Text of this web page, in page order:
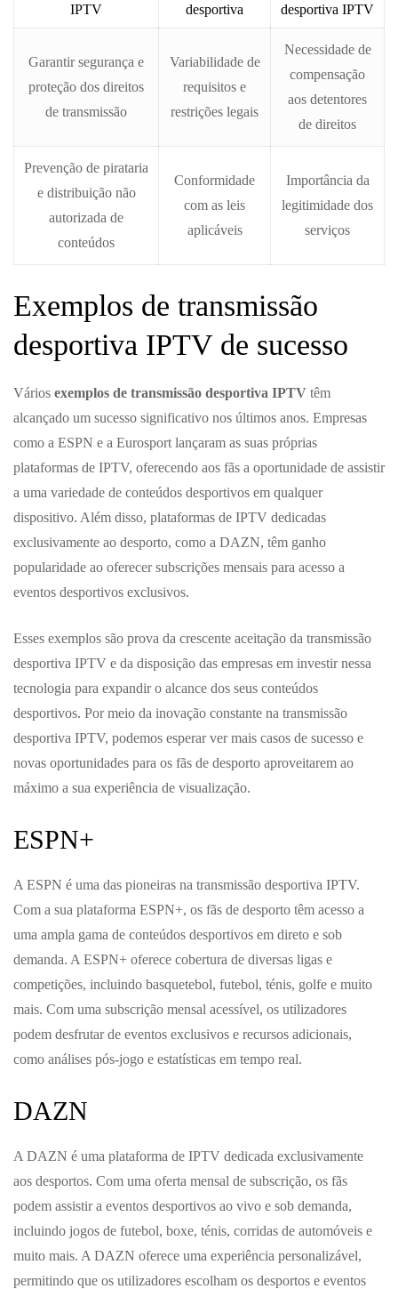
IPTV
desportiva
desportiva IPTV
Garantir segurança e
proteção dos direitos
de transmissão
Variabilidade de
requisitos e
restrições legais
Necessidade de
compensação
aos detentores
de direitos
Prevenção de pirataria
e distribuição não
autorizada de
conteúdos
Conformidade
com as leis
aplicáveis
Importância da
legitimidade dos
serviços
Exemplos de transmissão
desportiva IPTV de sucesso
Vários exemplos de transmissão desportiva IPTV têm
alcançado um sucesso significativo nos últimos anos. Empresas
como a ESPN e a Eurosport lançaram as suas próprias
plataformas de IPTV, oferecendo aos fãs a oportunidade de assistir
a uma variedade de conteúdos desportivos em qualquer
dispositivo. Além disso, plataformas de IPTV dedicadas
exclusivamente ao desporto, como a DAZN, têm ganho
popularidade ao oferecer subscrições mensais para acesso a
eventos desportivos exclusivos.
Esses exemplos são prova da crescente aceitação da transmissão
desportiva IPTV e da disposição das empresas em investir nessa
tecnologia para expandir o alcance dos seus conteúdos
desportivos. Por meio da inovação constante na transmissão
desportiva IPTV, podemos esperar ver mais casos de sucesso e
novas oportunidades para os fãs de desporto aproveitarem ao
máximo a sua experiência de visualização.
ESPN+
A ESPN é uma das pioneiras na transmissão desportiva IPTV.
Com a sua plataforma ESPN+, os fãs de desporto têm acesso a
uma ampla gama de conteúdos desportivos em direto e sob
demanda. A ESPN+ oferece cobertura de diversas ligas e
competições, incluindo basquetebol, futebol, ténis, golfe e muito
mais. Com uma subscrição mensal acessível, os utilizadores
podem desfrutar de eventos exclusivos e recursos adicionais,
como análises pós-jogo e estatísticas em tempo real.
DAZN
A DAZN é uma plataforma de IPTV dedicada exclusivamente
aos desportos. Com uma oferta mensal de subscrição, os fãs
podem assistir a eventos desportivos ao vivo e sob demanda,
incluindo jogos de futebol, boxe, ténis, corridas de automóveis e
muito mais. A DAZN oferece uma experiência personalizável,
permitindo que os utilizadores escolham os desportos e eventos